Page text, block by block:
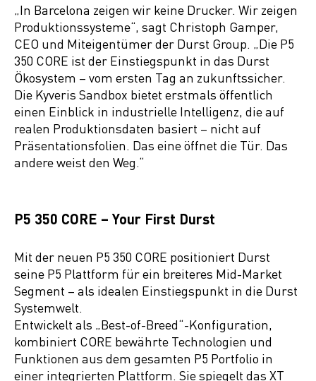
„In Barcelona zeigen wir keine Drucker. Wir zeigen
Produktionssysteme“, sagt Christoph Gamper,
CEO und Miteigentümer der Durst Group. „Die P5
350 CORE ist der Einstiegspunkt in das Durst
Ökosystem – vom ersten Tag an zukunftssicher.
Die Kyveris Sandbox bietet erstmals öffentlich
einen Einblick in industrielle Intelligenz, die auf
realen Produktionsdaten basiert – nicht auf
Präsentationsfolien. Das eine öffnet die Tür. Das
andere weist den Weg.“
P5 350 CORE – Your First Durst
Mit der neuen P5 350 CORE positioniert Durst
seine P5 Plattform für ein breiteres Mid-Market
Segment – als idealen Einstiegspunkt in die Durst
Systemwelt.
Entwickelt als „Best-of-Breed“-Konfiguration,
kombiniert CORE bewährte Technologien und
Funktionen aus dem gesamten P5 Portfolio in
einer integrierten Plattform. Sie spiegelt das XT